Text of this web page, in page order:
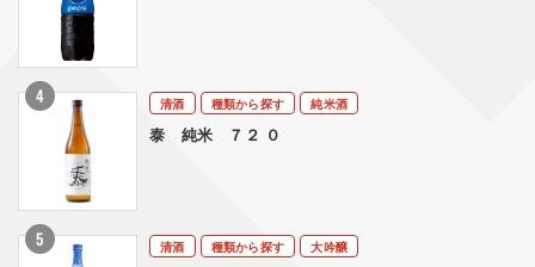
清酒 種類から探す
純米酒
泰 純米 ７２ ０
清酒 種類から探す
大吟醸